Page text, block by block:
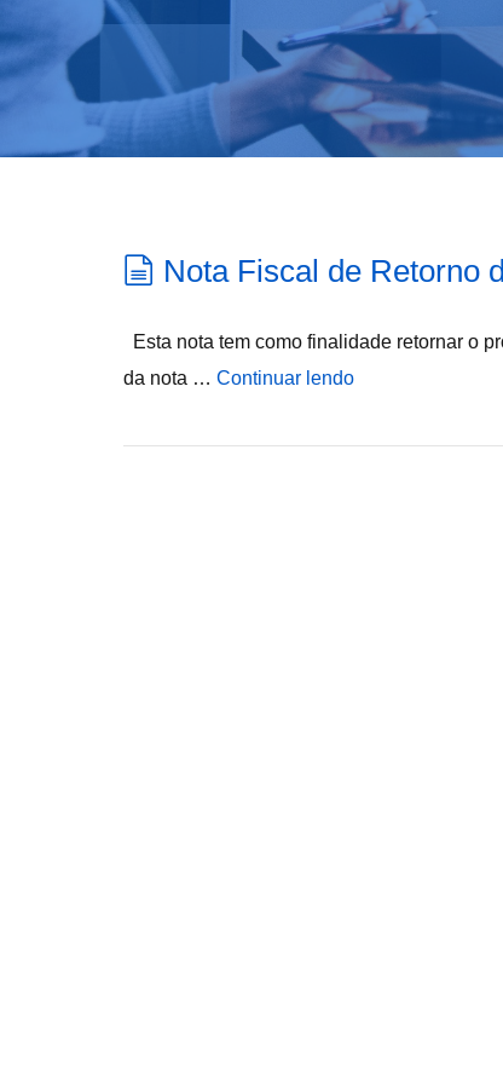
Nota Fiscal de Retorno
Esta nota tem como finalidade retornar o
da nota … Continuar lendo